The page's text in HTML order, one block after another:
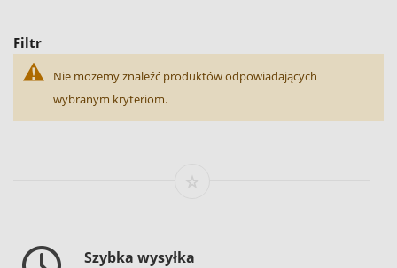
Filtr
Nie możemy znaleźć produktów odpowiadających
wybranym kryteriom.
Szybka wysyłka